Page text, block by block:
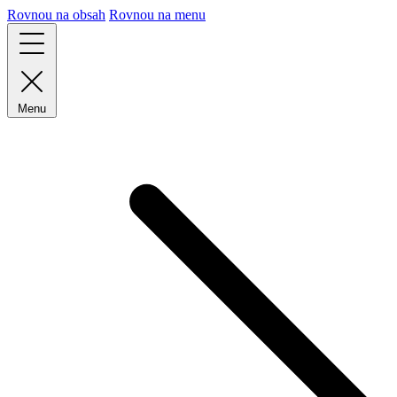
Rovnou na obsah Rovnou na menu
Menu